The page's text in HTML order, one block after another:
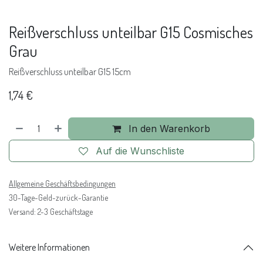
Reißverschluss unteilbar G15 Cosmisches
Grau
Reißverschluss unteilbar G15 15cm
1,74€
In den Warenkorb
Auf die Wunschliste
Allgemeine Geschäftsbedingungen
30-Tage-Geld-zurück-Garantie
Versand: 2-3 Geschäftstage
Weitere Informationen